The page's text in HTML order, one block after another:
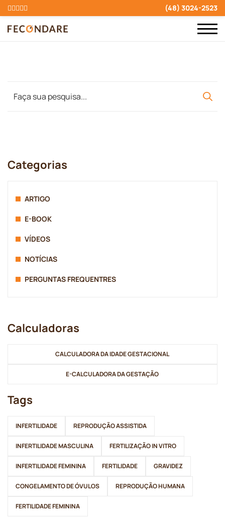
(48) 3024-2523
Categorias
ARTIGO
E-BOOK
VÍDEOS
NOTÍCIAS
PERGUNTAS FREQUENTRES
Tags
INFERTILIDADE REPRODUÇÃO ASSISTIDA
INFERTILIDADE MASCULINA FERTILIZAÇÃO IN VITRO
INFERTILIDADE FEMININA FERTILIDADE GRAVIDEZ
CONGELAMENTO DE ÓVULOS REPRODUÇÃO HUMANA
FERTILIDADE FEMININA
Calculadoras
CALCULADORA DA IDADE GESTACIONAL
E-CALCULADORA DA GESTAÇÃO